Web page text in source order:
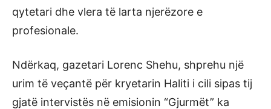
qytetari dhe vlera të larta njerëzore e
profesionale.
Ndërkaq, gazetari Lorenc Shehu, shprehu një
urim të veçantë për kryetarin Haliti i cili sipas tij
gjatë intervistës në emisionin “Gjurmët” ka